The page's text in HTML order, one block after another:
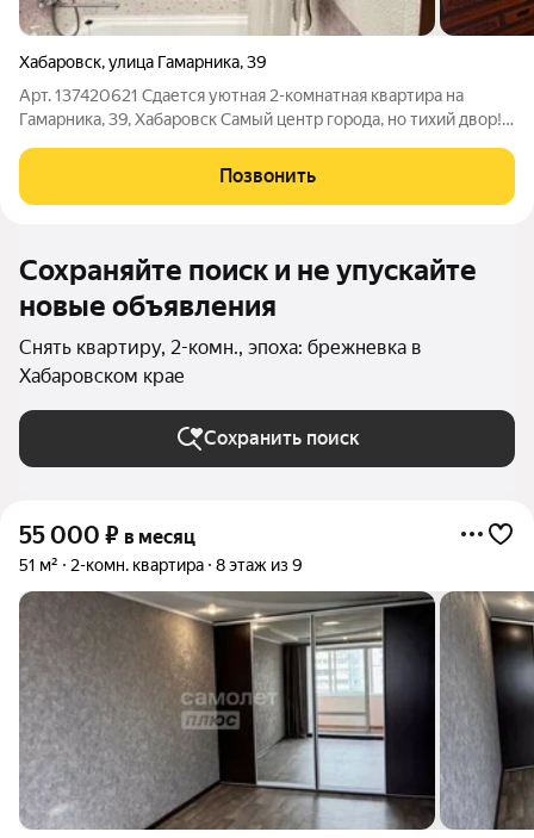
Хабаровск,улица Гамарника,39
Арт. 137420621 Сдается уютная 2-комнатная квартира на
Гамарника, 39, Хабаровск Самый центр города, но тихий двор!
Квартира с аккуратным косметическим ремонтом свежо,
чисто, без вычурностей, но с
Позвонить
Сохраняйте поиск и не упускайте
новые объявления
Снять квартиру, 2-комн., эпоха: брежневка в
Хабаровском крае
Сохранить поиск
55 000 ₽ в месяц
51 м² 2-комн. квартира 8 этаж из 9